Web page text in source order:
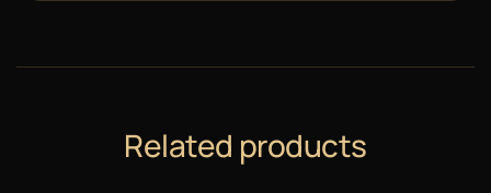
Related products